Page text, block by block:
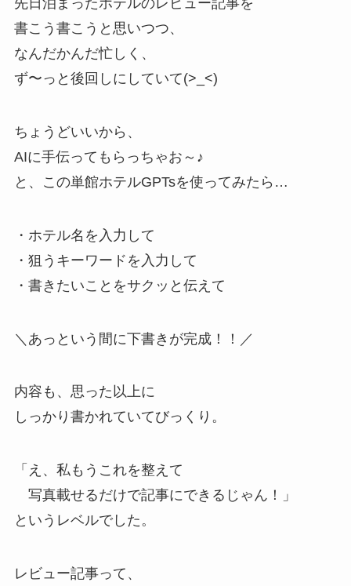
先日泊まったホテルのレビュー記事を
書こう書こうと思いつつ、
なんだかんだ忙しく、
ず〜っと後回しにしていて(>_<)
ちょうどいいから、
AIに手伝ってもらっちゃお～♪
と、この単館ホテルGPTsを使ってみたら…
・ホテル名を入力して
・狙うキーワードを入力して
・書きたいことをサクッと伝えて
＼あっという間に下書きが完成！！／
内容も、思った以上に
しっかり書かれていてびっくり。
「え、私もうこれを整えて
写真載せるだけで記事にできるじゃん！」
というレベルでした。
レビュー記事って、